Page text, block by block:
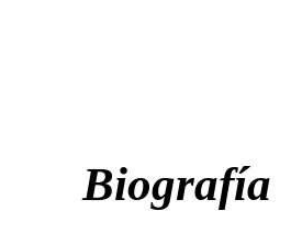
Biografía